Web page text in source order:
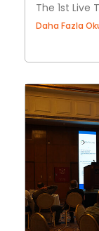
The 1st Live
Daha Fazla